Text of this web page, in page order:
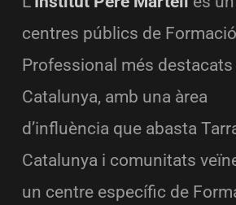
centres públics de Formació
Professional més destacats
Catalunya, amb una àrea
d’influència que abasta
Catalunya i comunitats
un centre específic de